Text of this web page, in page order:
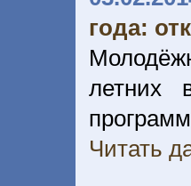
года:
летних
Читать